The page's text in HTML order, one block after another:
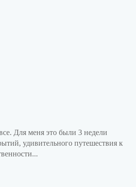
Для меня это были 3 недели
удивительного путешествия к